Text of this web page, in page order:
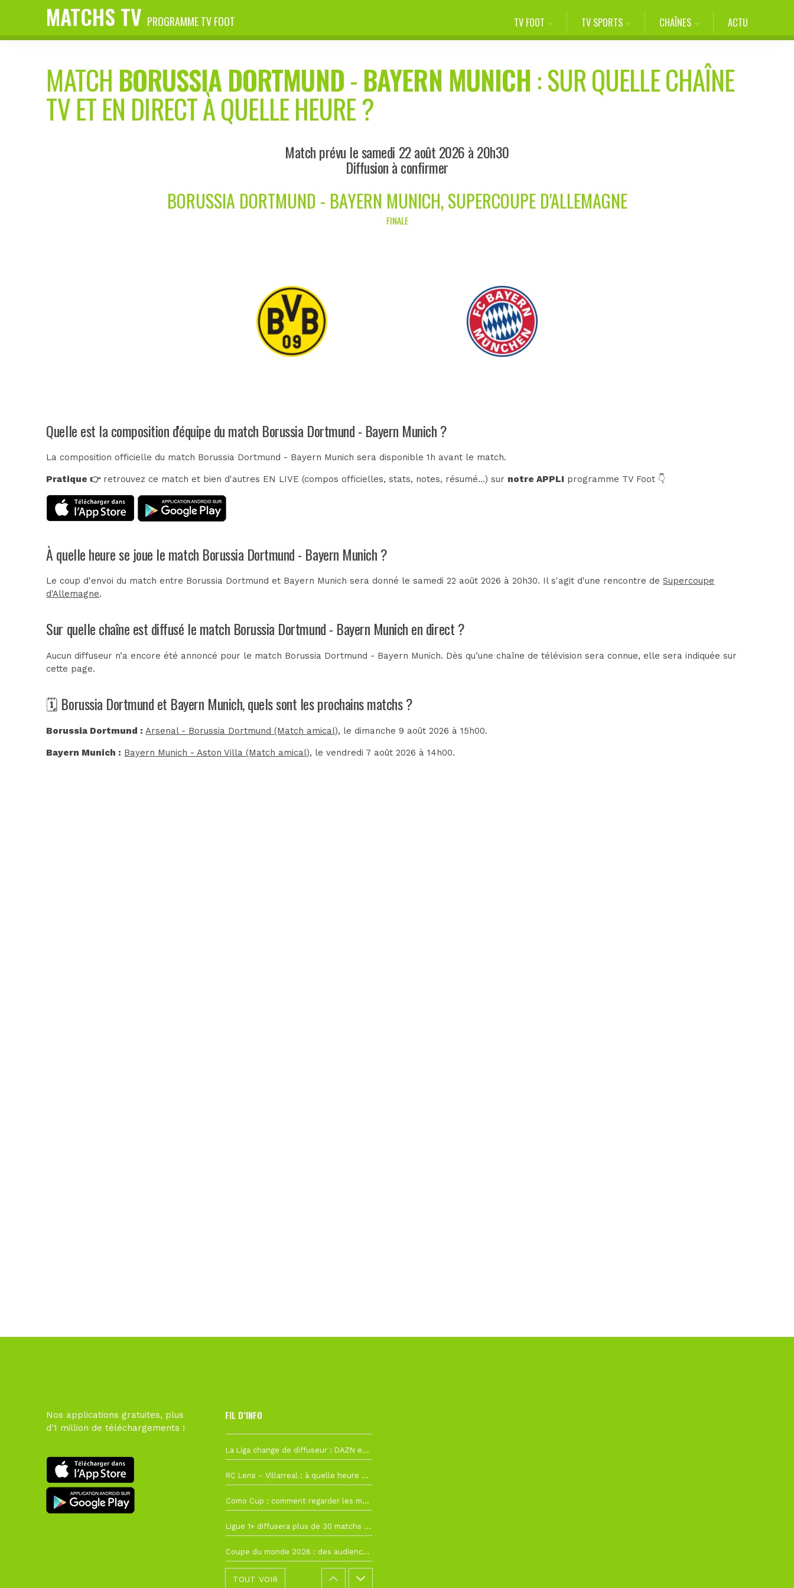
MATCHS TV PROGRAMME TV FOOT TV FOOT TV SPORTS CHAÎNES ACTU
MATCH BORUSSIA DORTMUND-BAYERN MUNICH : SUR QUELLE CHAÎNE
TV ET EN DIRECT À QUELLE HEURE ?
Match prévu le samedi 22 août 2026 à 20h30
Diffusion à confirmer
BORUSSIA DORTMUND - BAYERN MUNICH, SUPERCOUPE D'ALLEMAGNE
FINALE
Quelle est la composition d'équipe du match Borussia Dortmund - Bayern Munich ?
La composition officielle du match Borussia Dortmund - Bayern Munich sera disponible 1h avant le match.
Pratique 👉retrouvez ce match et bien d'autres EN LIVE (compos officielles, stats, notes, résumé...) sur notre APPLI programme TV Foot 👇
À quelle heure se joue le match Borussia Dortmund - Bayern Munich ?
Le coup d'envoi du match entre Borussia Dortmund et Bayern Munich sera donné le samedi 22 août 2026 à 20h30. Il s'agit d'une rencontre deSupercoupe
d'Allemagne.
Sur quelle chaîne est diffusé le match Borussia Dortmund - Bayern Munich en direct ?
Aucun diffuseur n’a encore été annoncé pour le match Borussia Dortmund - Bayern Munich. Dès qu’une chaîne de télévision sera connue, elle sera indiquée sur
cette page.
🗓️ Borussia Dortmund et Bayern Munich, quels sont les prochains matchs ?
Borussia Dortmund : Arsenal - Borussia Dortmund (Match amical), le dimanche 9 août 2026 à 15h00.
Bayern Munich : Bayern Munich - Aston Villa (Match amical), le vendredi 7 août 2026 à 14h00.
Nos applications gratuites, plus
d'1 million de téléchargements !
FIL D’INFO
La Liga change de diffuseur : DAZN et Disney+ remplacent beIN Sports !
RC Lens – Villarreal : à quelle heure et sur quelle chaîne voir la finale de la Como Cup ?
Como Cup : comment regarder les matchs du RC Lens en direct ?
Ligue 1+ diffusera plus de 30 matchs amicaux avant la reprise de la Ligue 1
Coupe du monde 2026 : des audiences record, mais M6 devrait perdre très gros !
TOUT VOIR